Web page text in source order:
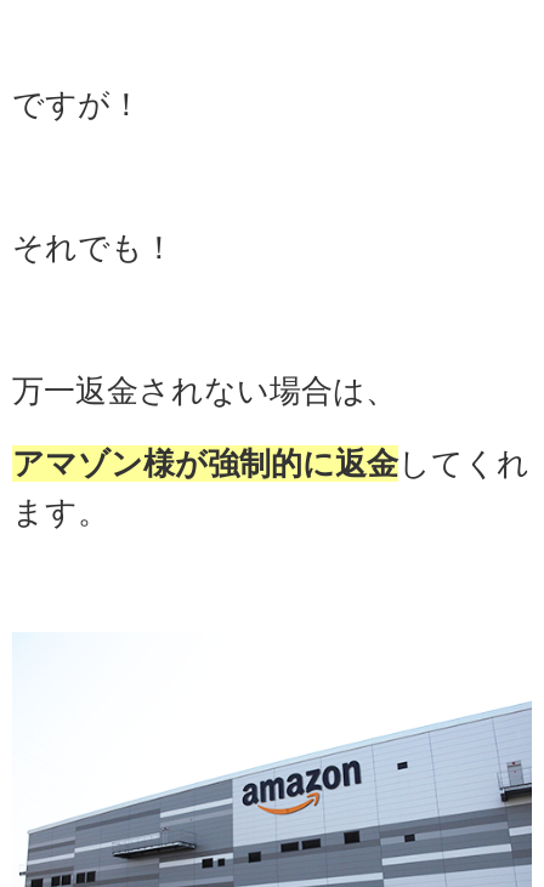
ですが！
それでも！
万一返金されない場合は、
アマゾン様が強制的に返金してくれ
ます。